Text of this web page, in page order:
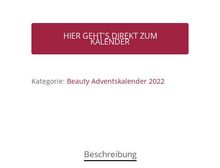
HIER GEHT'S DIREKT ZUM
KALENDER
Kategorie: Beauty Adventskalender 2022
Beschreibung